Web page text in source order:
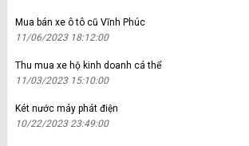
Mua bán xe ô tô cũ Vĩnh Phúc
11/06/2023 18:12:00
Thu mua xe hộ kinh doanh cá thể
11/03/2023 15:10:00
Két nước máy phát điện
10/22/2023 23:49:00